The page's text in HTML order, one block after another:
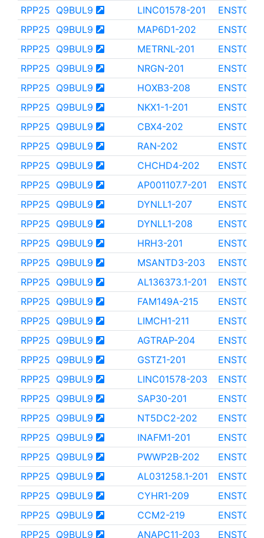
RPP25 Q9BUL9 LINC01578-201
RPP25 Q9BUL9 MAP6D1-202
RPP25 Q9BUL9 METRNL-201
RPP25 Q9BUL9 NRGN-201
RPP25 Q9BUL9 HOXB3-208
RPP25 Q9BUL9 NKX1-1-201
RPP25 Q9BUL9 CBX4-202
RPP25 Q9BUL9 RAN-202
RPP25 Q9BUL9 CHCHD4-202
RPP25 Q9BUL9 AP001107.7-201
RPP25 Q9BUL9 DYNLL1-207
RPP25 Q9BUL9 DYNLL1-208
RPP25 Q9BUL9 HRH3-201
RPP25 Q9BUL9 MSANTD3-203
RPP25 Q9BUL9 AL136373.1-201
RPP25 Q9BUL9 FAM149A-215
RPP25 Q9BUL9 LIMCH1-211
RPP25 Q9BUL9 AGTRAP-204
RPP25 Q9BUL9 GSTZ1-201
RPP25 Q9BUL9 LINC01578-203
RPP25 Q9BUL9 SAP30-201
RPP25 Q9BUL9 NT5DC2-202
RPP25 Q9BUL9 INAFM1-201
RPP25 Q9BUL9 PWWP2B-202
RPP25 Q9BUL9 AL031258.1-201
RPP25 Q9BUL9 CYHR1-209
RPP25 Q9BUL9 CCM2-219
RPP25 Q9BUL9 ANAPC11-203